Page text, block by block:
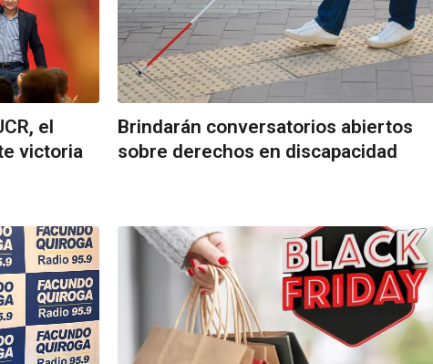
el
victoria
Brindarán conversatorios abiertos
sobre derechos en discapacidad